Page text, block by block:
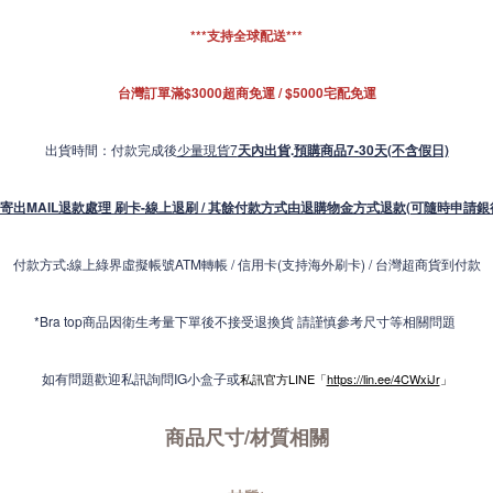
***支持全球配送***
台灣訂單滿$3000超商免運 / $5000宅配免運
出貨時間：付款完成後少量現貨7天內出貨.預購商品7-30天(不含假日)
出MAIL退款處理 刷卡-線上退刷 / 其餘付款方式由退購物金方式退款(可隨時申請
付款方式:線上綠界虛擬帳號ATM轉帳 / 信用卡(支持海外刷卡) / 台灣超商貨到付款
*Bra top商品因衛生考量下單後不接受退換貨 請謹慎參考尺寸等相關問題
如有問題歡迎私訊詢問IG小盒子或私訊官方LINE「https://lin.ee/4CWxiJr」
商品尺寸/材質相關